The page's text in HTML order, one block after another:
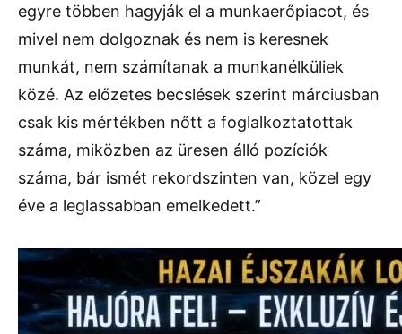
egyre többen hagyják el a munkaerőpiacot, és
mivel nem dolgoznak és nem is keresnek
munkát, nem számítanak a munkanélküliek
közé. Az előzetes becslések szerint márciusban
csak kis mértékben nőtt a foglalkoztatottak
száma, miközben az üresen álló pozíciók
száma, bár ismét rekordszinten van, közel egy
éve a leglassabban emelkedett.”